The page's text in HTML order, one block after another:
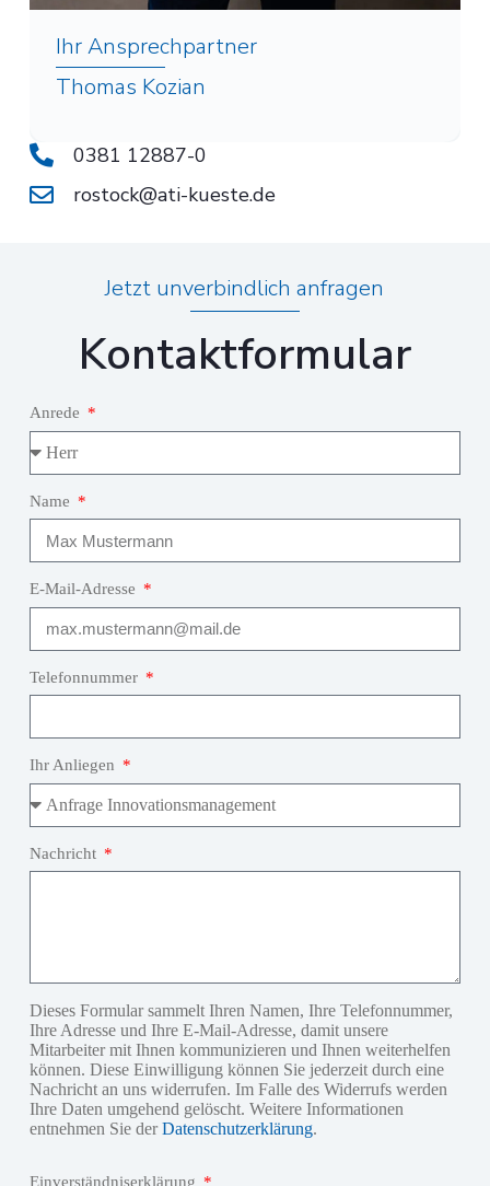
Ihr Ansprechpartner
Thomas Kozian
0381 12887-0
rostock@ati-kueste.de
Jetzt unverbindlich anfragen
Kontaktformular
Anrede
Name
E-Mail-Adresse
Telefonnummer
Ihr Anliegen
Nachricht
Dieses Formular sammelt Ihren Namen, Ihre Telefonnummer,
Ihre Adresse und Ihre E-Mail-Adresse, damit unsere
Mitarbeiter mit Ihnen kommunizieren und Ihnen weiterhelfen
können. Diese Einwilligung können Sie jederzeit durch eine
Nachricht an uns widerrufen. Im Falle des Widerrufs werden
Ihre Daten umgehend gelöscht. Weitere Informationen
entnehmen Sie derDatenschutzerklärung.
Einverständniserklärung